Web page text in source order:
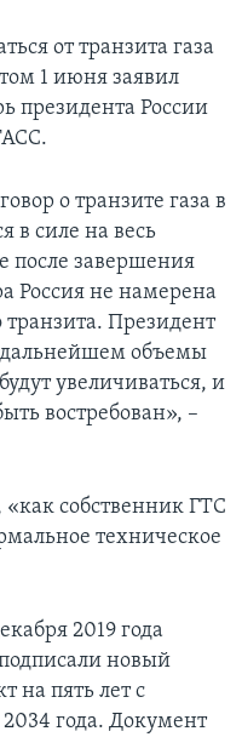
от транзита газа
1 июня заявил
президента России
о транзите газа в
в силе на весь
после завершения
Россия не намерена
транзита. Президент
дальнейшем объемы
увеличиваться, и
востребован», –
собственник ГТС
техническое
2019 года
новый
на пять лет с
года. Документ